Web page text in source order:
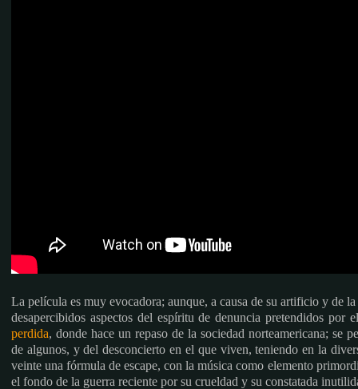
La película es muy evocadora; aunque, a causa de su artificio y de
desapercibidos aspectos del espíritu de denuncia pretendidos por
perdida, donde hace un repaso de la sociedad norteamericana; se
de algunos, y del desconcierto en el que viven, teniendo en la
veinte una fórmula de escape, con la música como elemento
el fondo de la guerra reciente por su crueldad y su constatada